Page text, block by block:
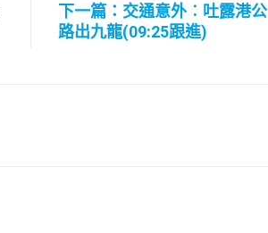
下一篇：交通意外︰吐露港公
路出九龍(09:25跟進)